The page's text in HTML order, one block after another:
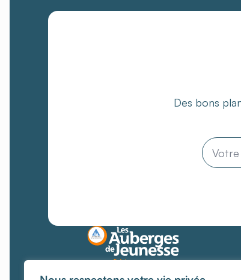
Des bons
Email
Des lieux où chaque